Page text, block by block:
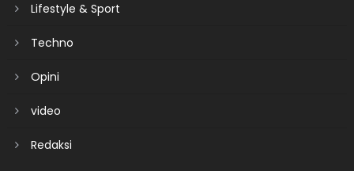
Lifestyle & Sport
Techno
Opini
video
Redaksi